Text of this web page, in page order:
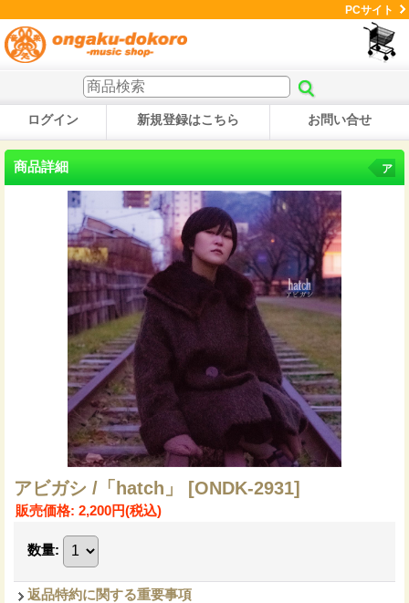
PCサイト
ログイン 新規登録はこちら お問い合せ
商品詳細 ア
アビガシ /「hatch」 [ONDK-2931]
販売価格: 2,200円(税込)
数量:
返品特約に関する重要事項